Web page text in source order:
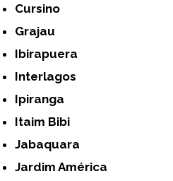
Cursino
Grajau
Ibirapuera
Interlagos
Ipiranga
Itaim Bibi
Jabaquara
Jardim América